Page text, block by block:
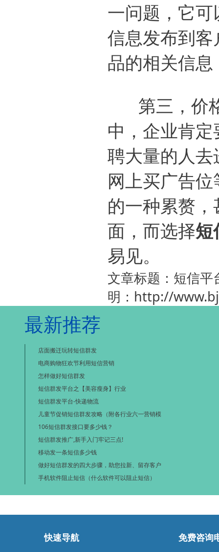
一问题，它
信息发布到
品的相关信
第三，价
中，企业肯
聘大量的人
网上买广告
的一种累赘
面，而选择短
易见。
文章标题：短信
明： http://
最新推荐
店面搬迁玩转短信群发
电商购物狂欢节利用短信营销
怎样做好短信群发
短信群发平台之【美容瘦身】行业
短信群发平台-快递物流
儿童节促销短信群发攻略（附各行业六一营销模
106短信群发接口要多少钱？
短信群发推广,新手入门牢记三点!
移动发一条短信多少钱
做好短信群发的四大步骤，助您拉新、留存客户
手机软件阻止短信（什么软件可以阻止短信）
快速导航 免费咨询